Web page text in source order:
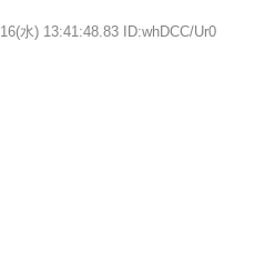
水) 13:41:48.83 ID:whDCC/Ur0